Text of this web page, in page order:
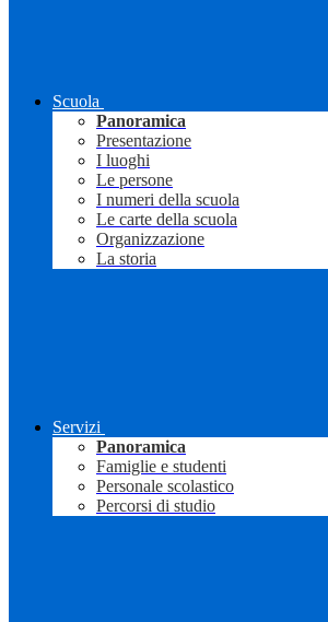
Scuola
Panoramica
Presentazione
I luoghi
Le persone
I numeri della scuola
Le carte della scuola
Organizzazione
La storia
Servizi
Panoramica
Famiglie e studenti
Personale scolastico
Percorsi di studio